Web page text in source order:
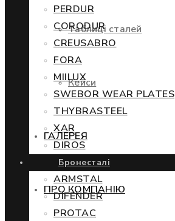
Таблиці сталей
Кейси
ГАЛЕРЕЯ
ПРО КОМПАНІЮ
PERDUR
CORODUR
CREUSABRO
FORA
MIILUX
SWEBOR WEAR PLATES
THYBRASTEEL
XAR
DIROS
Бронесталі
ARMSTAL
DIFENDER
PROTAC